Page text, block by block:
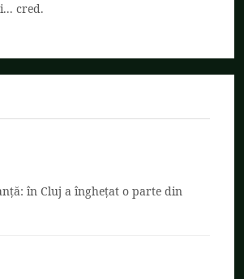
cred.
în Cluj a înghețat o parte din